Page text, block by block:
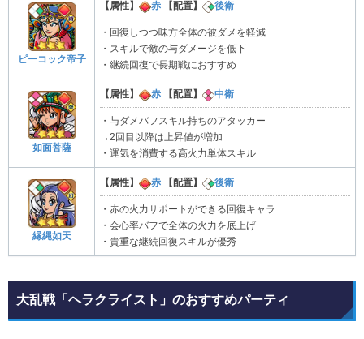
ピーコック帝子
【属性】 赤 【配置】 後衛
・回復しつつ味方全体の被ダメを軽減
・スキルで敵の与ダメージを低下
・継続回復で長期戦におすすめ
如面菩薩
【属性】 赤 【配置】 中衛
・与ダメバフスキル持ちのアタッカー
→2回目以降は上昇値が増加
・運気を消費する高火力単体スキル
縁縄如天
【属性】 赤 【配置】 後衛
・赤の火力サポートができる回復キャラ
・会心率バフで全体の火力を底上げ
・貴重な継続回復スキルが優秀
大乱戦「ヘラクライスト」のおすすめパーティ